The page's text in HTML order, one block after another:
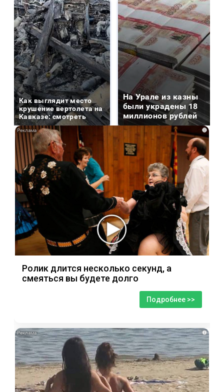
Как выглядит место
крушение вертолета на
Кавказе: смотреть
На Урале из казны
были украдены 18
миллионов рублей
i
Ролик длится несколько секунд, а
смеяться вы будете долго
Подробнее >>
i